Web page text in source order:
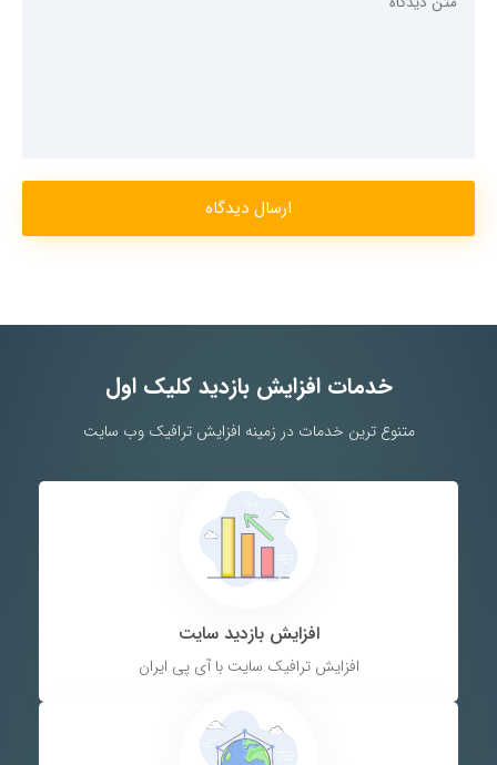
ارسال دیدگاه
خدمات افزایش بازدید کلیک اول
متنوع ترین خدمات در زمینه افزایش ترافیک وب سایت
افزایش بازدید سایت
افزایش ترافیک سایت با آی پی ایران